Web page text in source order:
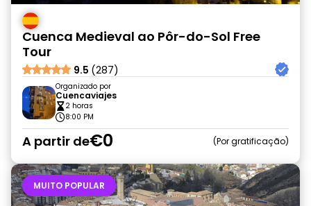
Cuenca Medieval ao Pôr-do-Sol Free
Tour
9.5 (287)
Organizado por
Cuencaviajes
2 horas
8:00 PM
A partir de€0 Por gratificação
MUITO POPULAR